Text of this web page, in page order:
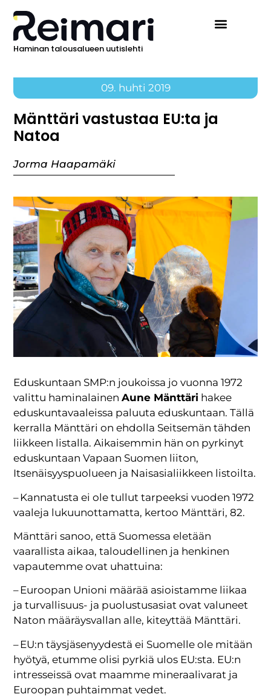
Haminan talousalueen uutislehti
09. huhti 2019
Mänttäri vastustaa EU:ta ja
Natoa
Jorma Haapamäki
Eduskuntaan SMP:n joukoissa jo vuonna 1972
valittu haminalainenAune Mänttäri hakee
eduskuntavaaleissa paluuta eduskuntaan. Tällä
kerralla Mänttäri on ehdolla Seitsemän tähden
liikkeen listalla. Aikaisemmin hän on pyrkinyt
eduskuntaan Vapaan Suomen liiton,
Itsenäisyyspuolueen ja Naisasialiikkeen listoilta.
– Kannatusta ei ole tullut tarpeeksi vuoden 1972
vaaleja lukuunottamatta, kertoo Mänttäri, 82.
Mänttäri sanoo, että Suomessa eletään
vaarallista aikaa, taloudellinen ja henkinen
vapautemme ovat uhattuina:
– Euroopan Unioni määrää asioistamme liikaa
ja turvallisuus- ja puolustusasiat ovat valuneet
Naton määräysvallan alle, kiteyttää Mänttäri.
– EU:n täysjäsenyydestä ei Suomelle ole mitään
hyötyä, etumme olisi pyrkiä ulos EU:sta. EU:n
intresseissä ovat maamme mineraalivarat ja
Euroopan puhtaimmat vedet.